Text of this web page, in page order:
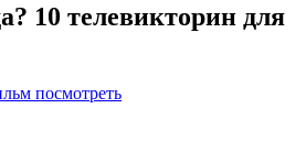
10 телевикторин для
посмотреть